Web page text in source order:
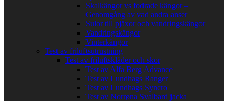
Skalkängor vs fodrade kängor –
Genomgång av vad andra anser
Sulor till pjäxor och vandringskängor
Vandringskängor
Vinterkängor
Test av friluftsutrustning
Test av friluftskläder och skor
Test av Alfa Berg Advance
Test av Lundhags Ranger
Test av Lundhags Syncro
Test av Norrøna Svalbard jacka